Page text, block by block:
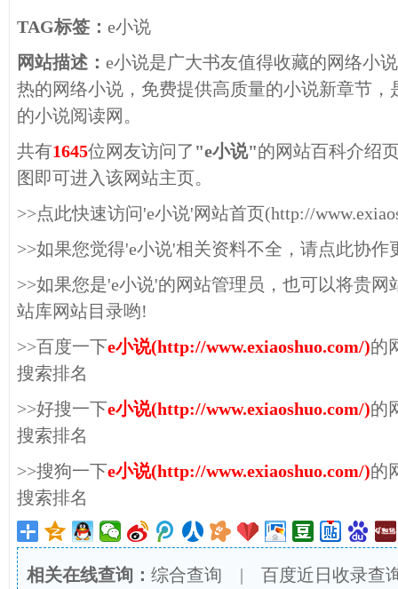
TAG标签： e小说
网站描述： e小说是广大书友值得收藏的网络小
热的网络小说，免费提供高质量的小说新章节
的小说阅读网。
共有1645位网友访问了 "e小说"的网站百科介绍
图即可进入该网站主页。
>>点此快速访问'e小说'网站首页(http://
>>如果您觉得'e小说'相关资料不全，请点此协作
>>如果您是'e小说'的网站管理员，也可以将贵
站库网站目录哟!
>>百度一下e小说(http://www.exiaoshuo.com/)的
搜索排名
>>好搜一下e小说(http://www.exiaoshuo.com/)的
搜索排名
>>搜狗一下e小说(http://www.exiaoshuo.com/)的
搜索排名
相关在线查询： 综合查询 | 百度近日收录查